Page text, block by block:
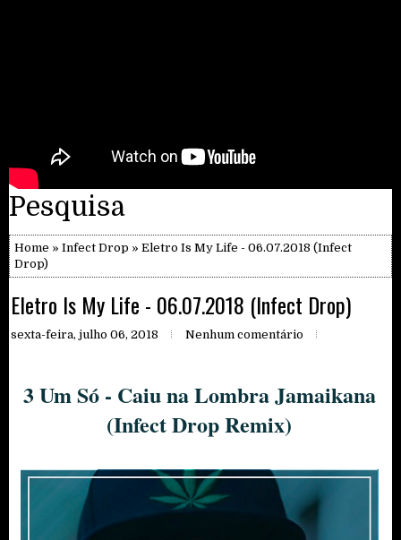
Pesquisa
Home » Infect Drop » Eletro Is My Life - 06.07.2018 (Infect
Drop)
Eletro Is My Life - 06.07.2018 (Infect Drop)
sexta-feira, julho 06, 2018 Nenhum comentário
3 Um Só - Caiu na Lombra Jamaikana
(Infect Drop Remix)